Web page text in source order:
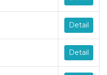
Detail
Detail